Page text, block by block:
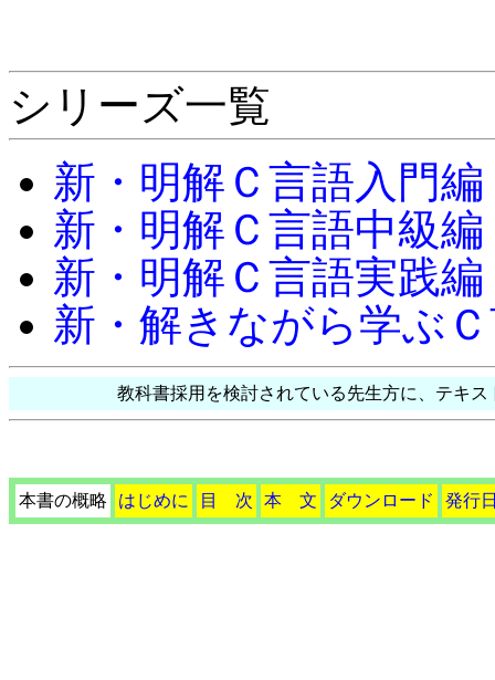
シリーズ一覧
新・明解Ｃ言語入門
新・明解Ｃ言語中級
新・明解Ｃ言語実践
新・解きながら学ぶ
教科書採用を検討されている先生方に、テキ
本書の概略 はじめに 目 次 本 文 ダウンロード 発行